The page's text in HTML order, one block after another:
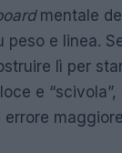
mentale
peso e linea.
lì per
e